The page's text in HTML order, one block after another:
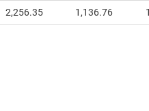
2,256.35 1,136.76